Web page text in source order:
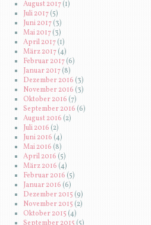
August 2017(1)
Juli 2017(5)
Juni 2017(3)
Mai 2017(3)
April 2017(1)
März 2017(4)
Februar 2017(6)
Januar 2017(8)
Dezember 2016 (3)
November 2016 (3)
Oktober 2016(7)
September 2016 (6)
August 2016(2)
Juli 2016(2)
Juni 2016 (4)
Mai 2016 (8)
April 2016(5)
März 2016 (4)
Februar 2016(5)
Januar 2016 (6)
Dezember 2015 (9)
November 2015 (2)
Oktober 2015 (4)
September 2015 (5)